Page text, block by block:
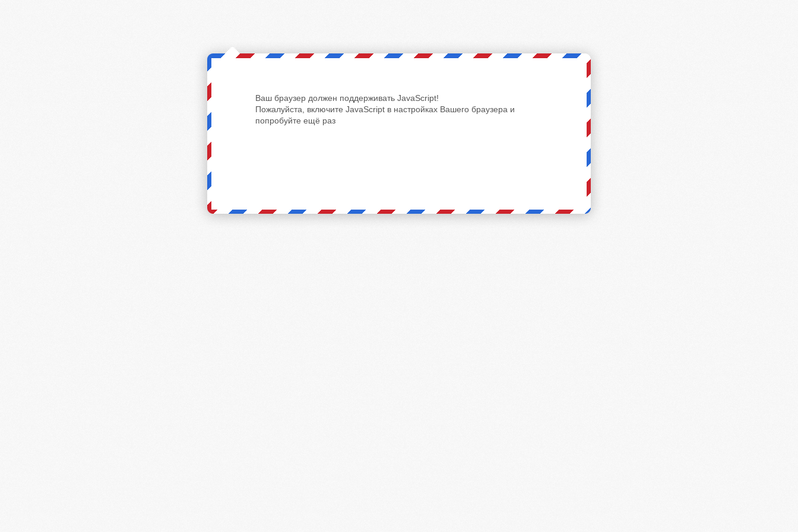
Ваш браузер должен поддерживать JavaScript!
Пожалуйста, включите JavaScript в настройках Вашего браузера и
попробуйте ещё раз